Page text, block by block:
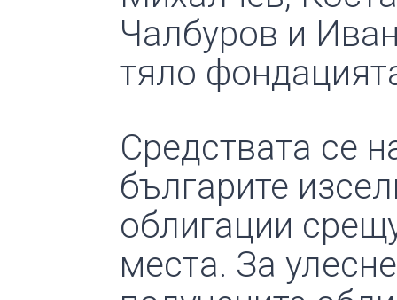
Чалбуров и
тяло
Средствата се
българите
облигации
места. За